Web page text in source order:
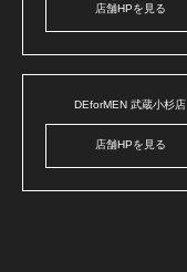
店舗HPを見る
DEforMEN 武蔵小杉店
店舗HPを見る